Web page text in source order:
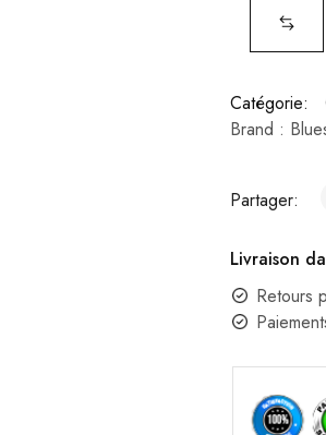
Catégorie:
Brand :
Partager:
Livraison
Retours